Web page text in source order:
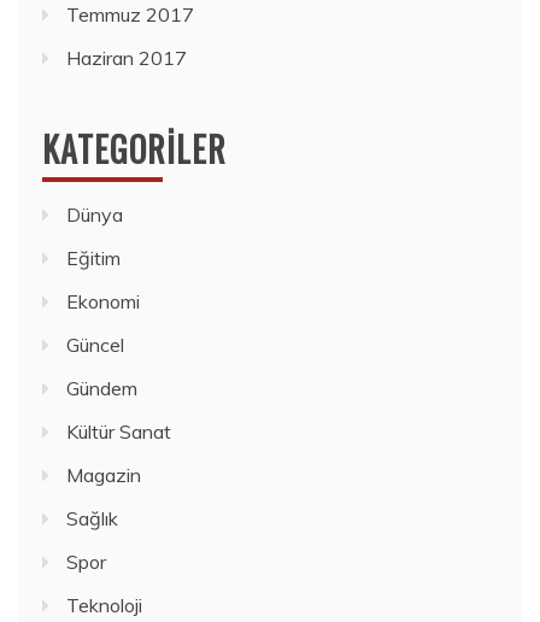
Temmuz 2017
Haziran 2017
KATEGORILER
Dünya
Eğitim
Ekonomi
Güncel
Gündem
Kültür Sanat
Magazin
Sağlık
Spor
Teknoloji